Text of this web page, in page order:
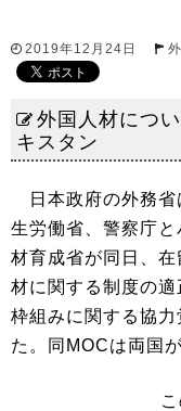
2019年12月24日
外国人材につ
キスタン
日本政府の外務省
生労働省、警察庁
材育成省が同日、
材に関する制度の
枠組みに関する協
た。同MOCは両国